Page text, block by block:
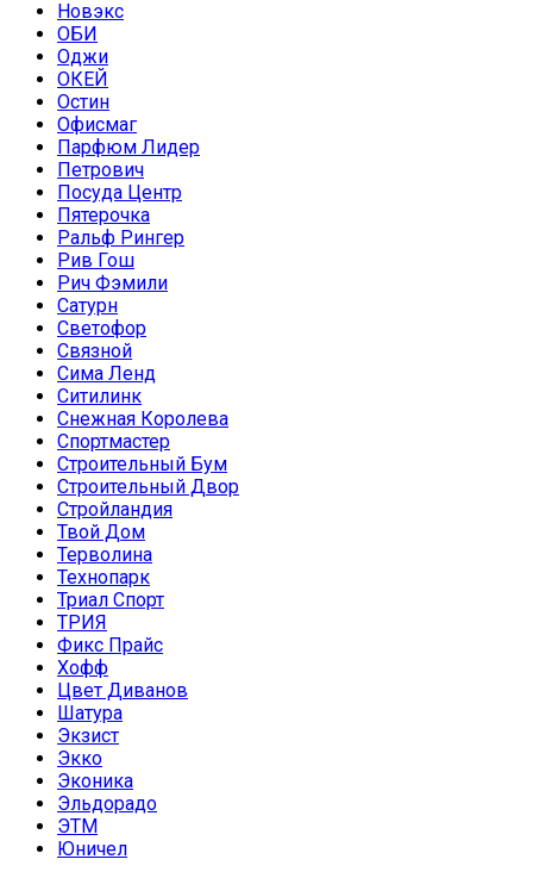
Новэкс
ОБИ
Оджи
ОКЕЙ
Остин
Офисмаг
Парфюм Лидер
Петрович
Посуда Центр
Пятерочка
Ральф Рингер
Рив Гош
Рич Фэмили
Сатурн
Светофор
Связной
Сима Ленд
Ситилинк
Снежная Королева
Спортмастер
Строительный Бум
Строительный Двор
Стройландия
Твой Дом
Терволина
Технопарк
Триал Спорт
ТРИЯ
Фикс Прайс
Хофф
Цвет Диванов
Шатура
Экзист
Экко
Эконика
Эльдорадо
ЭТМ
Юничел